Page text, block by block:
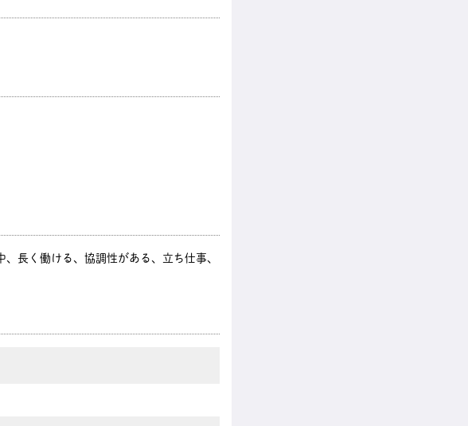
長く働ける、協調性がある、立ち仕事、